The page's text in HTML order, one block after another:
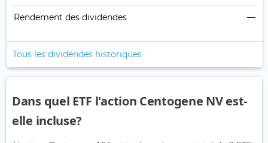
Rendement des dividendes —
Tous les dividendes historiques
Dans quel ETF l'action Centogene NV est-
elle incluse?